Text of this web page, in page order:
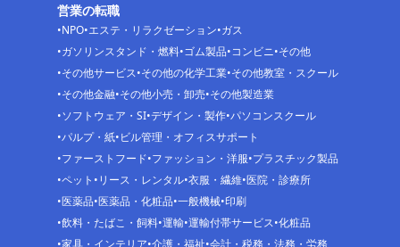
営業の転職
NPO エステ・リラクゼーション ガス
ガソリンスタンド・燃料 ゴム製品 コンビニ その他
その他サービス その他の化学工業 その他教室・スクール
その他金融 その他小売・卸売 その他製造業
ソフトウェア・SI デザイン・製作 パソコンスクール
パルプ・紙 ビル管理・オフィスサポート
ファーストフード ファッション・洋服 プラスチック製品
ペット リース・レンタル 衣服・繊維 医院・診療所
医薬品 医薬品・化粧品 一般機械 印刷
飲料・たばこ・飼料 運輸 運輸付帯サービス 化粧品
家具・インテリア 介護・福祉 会計・税務・法務・労務